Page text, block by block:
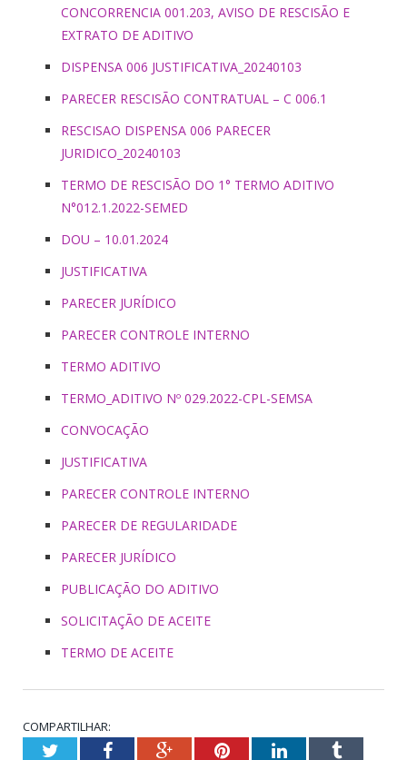
CONCORRENCIA 001.203, AVISO DE RESCISÃO E
EXTRATO DE ADITIVO
DISPENSA 006 JUSTIFICATIVA_20240103
PARECER RESCISÃO CONTRATUAL – C 006.1
RESCISAO DISPENSA 006 PARECER
JURIDICO_20240103
TERMO DE RESCISÃO DO 1° TERMO ADITIVO
N°012.1.2022-SEMED
DOU – 10.01.2024
JUSTIFICATIVA
PARECER JURÍDICO
PARECER CONTROLE INTERNO
TERMO ADITIVO
TERMO_ADITIVO Nº 029.2022-CPL-SEMSA
CONVOCAÇÃO
JUSTIFICATIVA
PARECER CONTROLE INTERNO
PARECER DE REGULARIDADE
PARECER JURÍDICO
PUBLICAÇÃO DO ADITIVO
SOLICITAÇÃO DE ACEITE
TERMO DE ACEITE
COMPARTILHAR:
TwitterFacebookGoogle+PinterestLinkedInTumblr